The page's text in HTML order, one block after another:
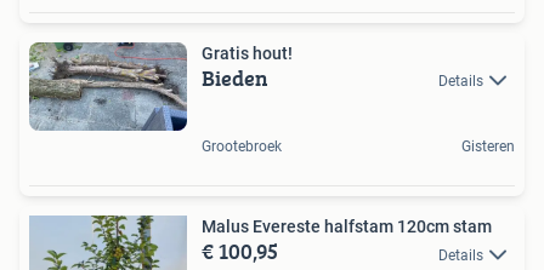
Gratis hout!
Bieden Details
Grootebroek Gisteren
Malus Evereste halfstam 120cm stam
€ 100,95 Details